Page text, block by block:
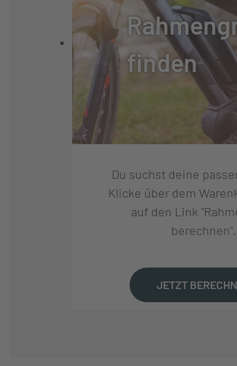
KETTE:
FEDERUNG:
finden
Du suchst deine
Klicke über dem
auf den Link
berechnen".
JETZT